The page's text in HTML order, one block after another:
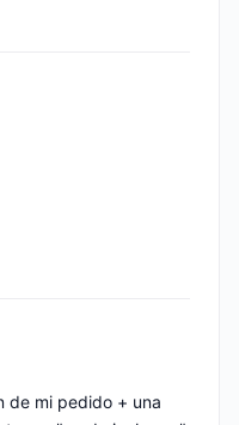
de mi pedido + una